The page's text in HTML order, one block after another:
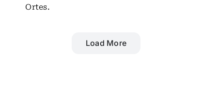
Ortes.
Load More